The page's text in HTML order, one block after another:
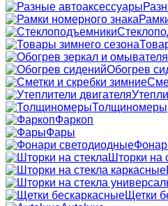
Обогрев
Толщиномеры
Фаркоп
Фары
Шторки на
Щетки